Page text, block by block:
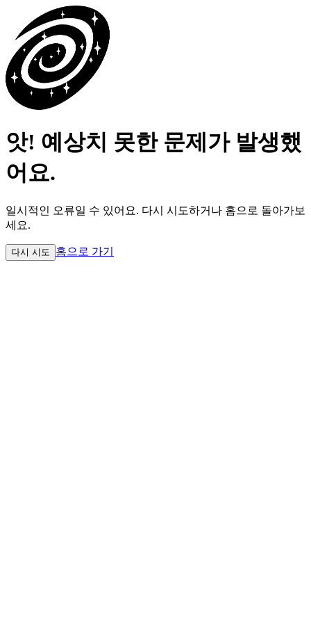
앗! 예상치 못한 문제가 발생했
어요.
일시적인 오류일 수 있어요. 다시 시도하거나 홈으로 돌아가보
세요.
다시 시도 홈으로 가기